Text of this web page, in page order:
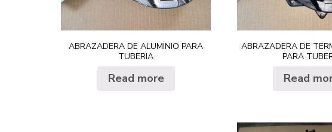
ABRAZADERA DE ALUMINIO PARA
TUBERIA
Read more
ABRAZADERA DE
PARA
Read